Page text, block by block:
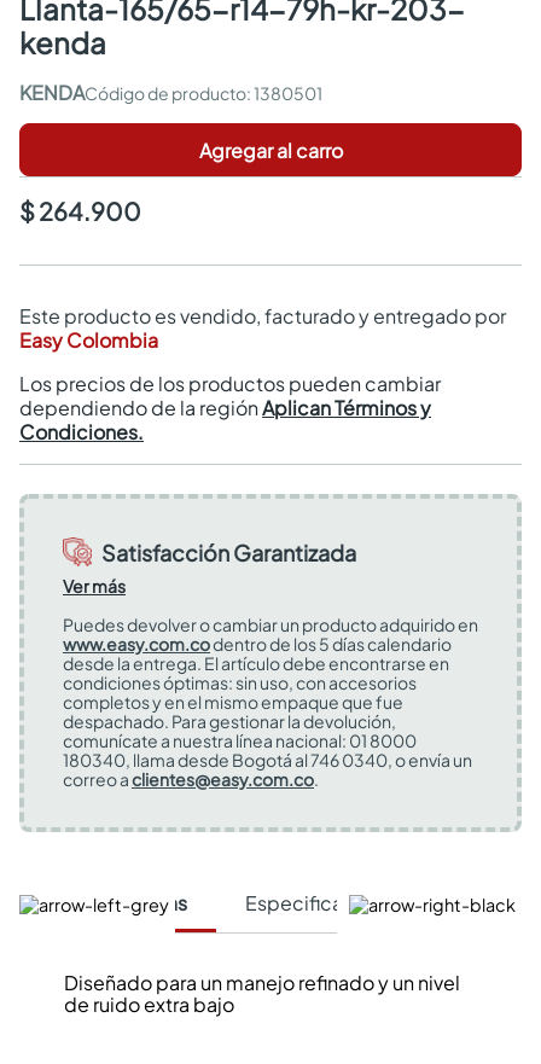
llanta-165/65-r14-79h-kr-203-
kenda
KENDA :1380501
Agregar al carro
$ 264.900
Este producto es vendido, facturado y entregado por
Easy Colombia
Los precios de los productos pueden cambiar
dependiendo de la regiónAplican Términos y
Condiciones.
Satisfacción Garantizada
Ver más
Puedes devolver o cambiar un producto adquirido en
www.easy.com.codentro de los 5 días calendario
desde la entrega. El artículo debe encontrarse en
condiciones óptimas: sin uso, con accesorios
completos y en el mismo empaque que fue
despachado. Para gestionar la devolución,
comunícate a nuestra línea nacional: 01 8000
180340, llama desde Bogotá al 746 0340, o envía un
correo aclientes@easy.com.co.
Características Especificaciones Técnicas
Diseñado para un manejo refinado y un nivel
de ruido extra bajo